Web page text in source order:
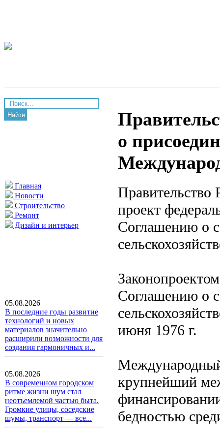
Найти
Главная
Новости
Строительство
Ремонт
Дизайн и интерьер
05.08.2026
В последние годы развитие
технологий и новых
материалов значительно
расширили возможности для
создания гармоничных и...
05.08.2026
В современном городском
ритме жизни шум стал
неотъемлемой частью быта.
Громкие улицы, соседские
шумы, транспорт — все...
о
Правительство
проект
Соглашению о
Соглашению о
июня 1976 г.
Международный
крупнейший
бедностью